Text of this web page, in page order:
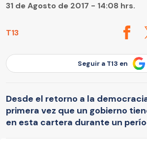
T13
31 de Agosto de 2017 - 14:08 hrs.
Seguir a T13 en
Desde el retorno a la
primera vez que un gobierno
en esta cartera durante un